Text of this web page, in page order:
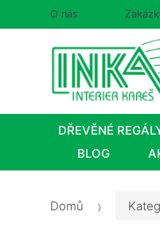
O nás
DŘEVĚNÉ
BLOG
Domů